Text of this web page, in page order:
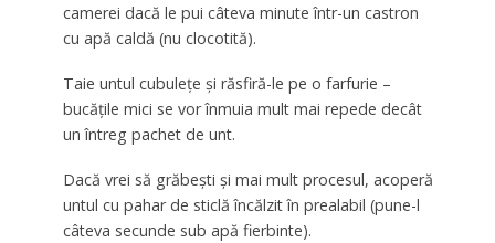
camerei dacă le pui câteva minute într-un castron
cu apă caldă (nu clocotită).
Taie untul cubulețe și răsfiră-le pe o farfurie –
bucățile mici se vor înmuia mult mai repede decât
un întreg pachet de unt.
Dacă vrei să grăbești și mai mult procesul, acoperă
untul cu pahar de sticlă încălzit în prealabil (pune-l
câteva secunde sub apă fierbinte).